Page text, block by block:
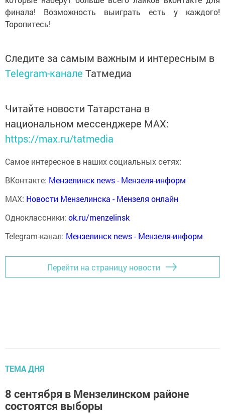
финала! Возможность выиграть есть у каждого!
Торопитесь!
Следите за самым важным и интересным в
Telegram-канале Татмедиа
Читайте новости Татарстана в
национальном мессенджере MАХ:
https://max.ru/tatmedia
Самое интересное в наших социальных сетях:
ВКонтакте: Мензелинск news - Мензеля-информ
MAX: Новости Мензелинска - Мензеля онлайн
Одноклассники: ok.ru/menzelinsk
Telegram-канал: Мензелинск news - Мензеля-информ
Перейти на страницу новости
ТЕМА ДНЯ
8 сентября в Мензелинском районе
состоятся выборы